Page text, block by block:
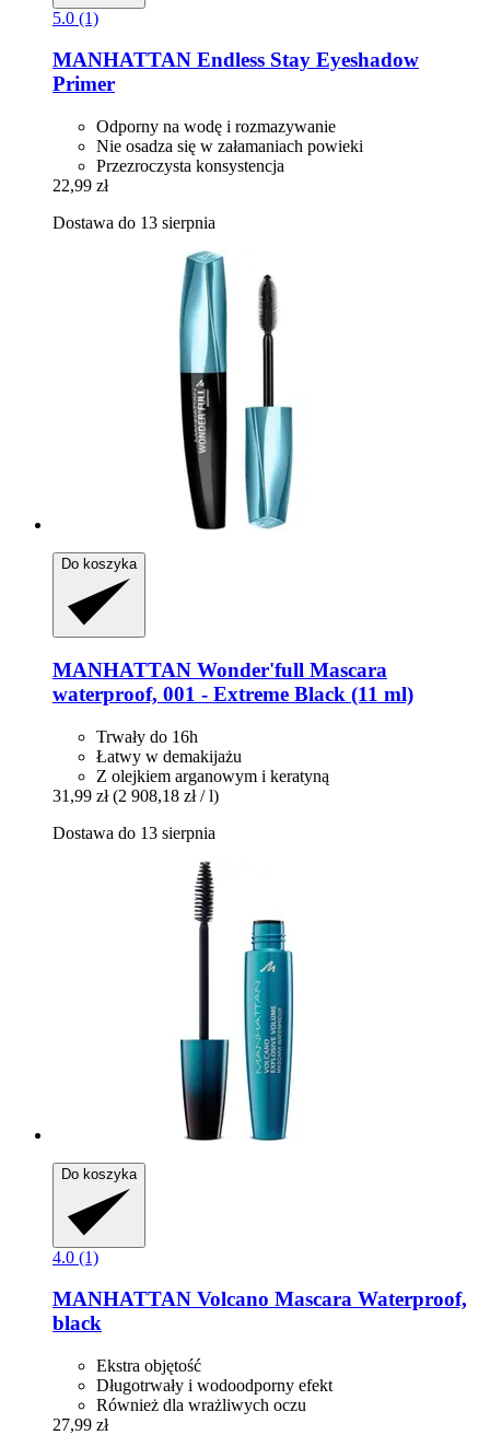
5.0 (1)
MANHATTAN Endless Stay Eyeshadow
Primer
Odporny na wodę i rozmazywanie
Nie osadza się w załamaniach powieki
Przezroczysta konsystencja
22,99 zł
Dostawa do 13 sierpnia
Do koszyka
MANHATTAN Wonder'full Mascara
waterproof, 001 -​ Extreme Black (11 ml)
Trwały do 16h
Łatwy w demakijażu
Z olejkiem arganowym i keratyną
31,99 zł (2 908,18 zł / l)
Dostawa do 13 sierpnia
Do koszyka
4.0 (1)
MANHATTAN Volcano Mascara Waterproof,
black
Ekstra objętość
Długotrwały i wodoodporny efekt
Również dla wrażliwych oczu
27,99 zł